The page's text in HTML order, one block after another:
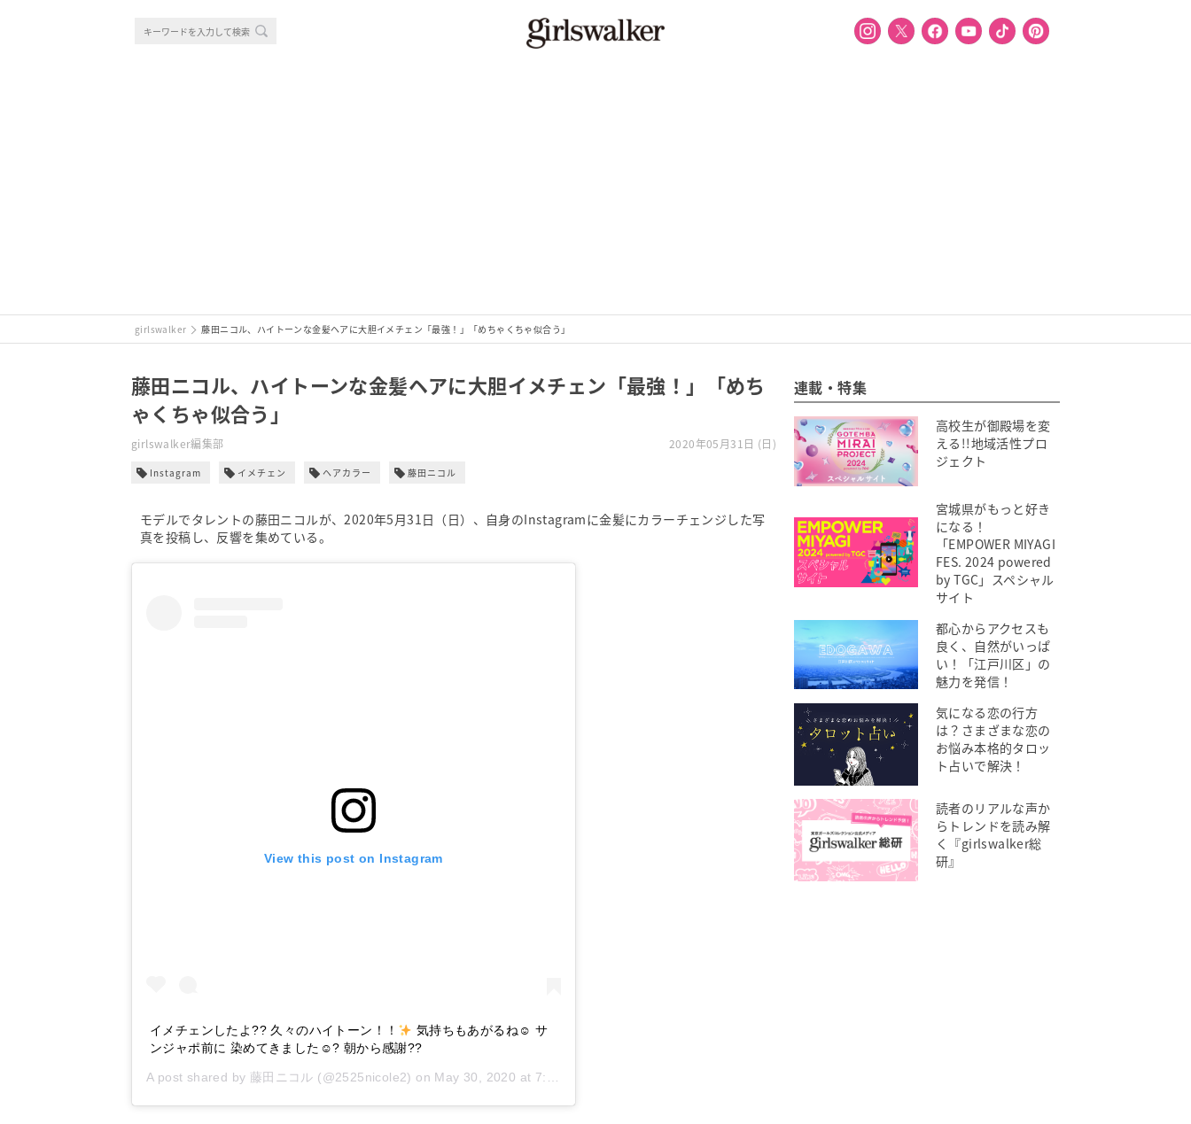
girlswalker 藤田ニコル、ハイトーンな金髪ヘアに大胆イメチェン「最強！」「めちゃくちゃ似合う」
藤田ニコル、ハイトーンな金髪ヘアに大胆イメチェン「最強！」「めち
ゃくちゃ似合う」
girlswalker編集部 2020年05月31日 (日)
Instagram イメチェン ヘアカラー 藤田ニコル
モデルでタレントの藤田ニコルが、2020年5月31日（日）、自身のInstagramに金髪にカラーチェンジした写
真を投稿し、反響を集めている。
View this post on Instagram
イメチェンしたよ?? 久々のハイトーン！！
気持ちもあがるね☺︎ サ
ンジャポ前に 染めてきました☺︎? 朝から感謝??
A post shared by 藤田ニコル (@2525nicole2) on May 30, 2020 at 7:47pm PDT
連載・特集
高校生が御殿場を変
える!!地域活性プロ
ジェクト
宮城県がもっと好き
になる！
「EMPOWER MIYAGI
FES. 2024 powered
by TGC」スペシャル
サイト
都心からアクセスも
良く、自然がいっぱ
い！「江戸川区」の
魅力を発信！
気になる恋の行方
は？さまざまな恋の
お悩み本格的タロッ
ト占いで解決！
読者のリアルな声か
らトレンドを読み解
く『girlswalker総
研』